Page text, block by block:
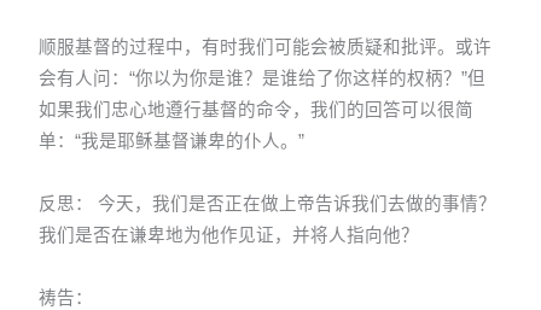
顺服基督的过程中，有时我们可能会被质疑和批评。或许
会有人问：“你以为你是谁？是谁给了你这样的权柄？”但
如果我们忠心地遵行基督的命令，我们的回答可以很简
单：“我是耶稣基督谦卑的仆人。”
反思： 今天，我们是否正在做上帝告诉我们去做的事情？
我们是否在谦卑地为他作见证，并将人指向他？
祷告：